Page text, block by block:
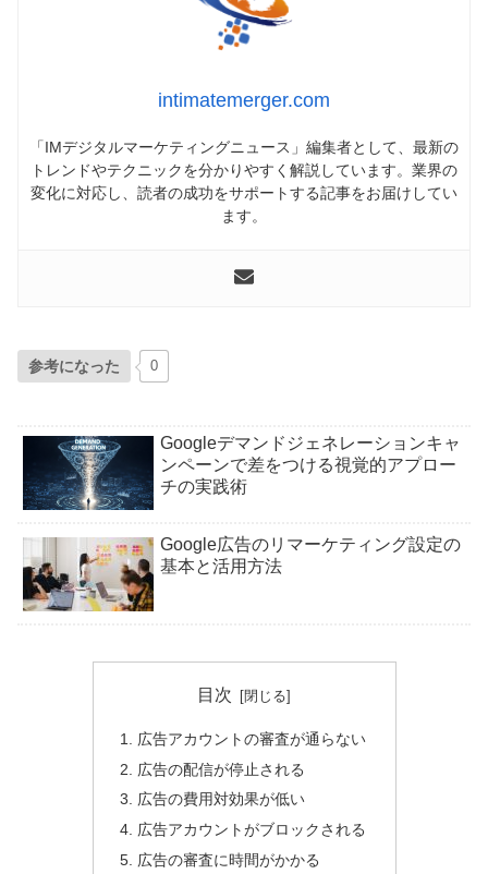
intimatemerger.com
「IMデジタルマーケティングニュース」編集者として、最新の
トレンドやテクニックを分かりやすく解説しています。業界の
変化に対応し、読者の成功をサポートする記事をお届けしてい
ます。
参考になった 0
Googleデマンドジェネレーションキャ
ンペーンで差をつける視覚的アプロー
チの実践術
Google広告のリマーケティング設定の
基本と活用方法
目次
広告アカウントの審査が通らない
広告の配信が停止される
広告の費用対効果が低い
広告アカウントがブロックされる
広告の審査に時間がかかる